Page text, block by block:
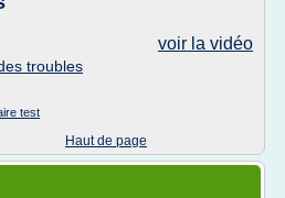
voir la vidéo
troubles
test
Haut de page